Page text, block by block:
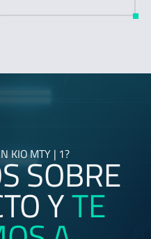
KIO MTY | 1?
SOBRE
YTE